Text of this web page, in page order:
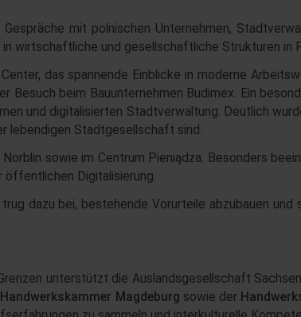
mit polnischen Unternehmen,
wirtschaftliche und gesellschaftliche Strukturen in
das spannende Einblicke in moderne
Besuch beim Bauunternehmen Budimex. Ein
und digitalisierten Stadtverwaltung. Deutlich
lebendigen Stadtgesellschaft sind.
sowie im Centrum Pieniądza. Besonders
öffentlichen Digitalisierung.
dazu bei, bestehende Vorurteile abzubauen
unterstützt die Auslandsgesellschaft
Handwerkskammer Magdeburg sowie der